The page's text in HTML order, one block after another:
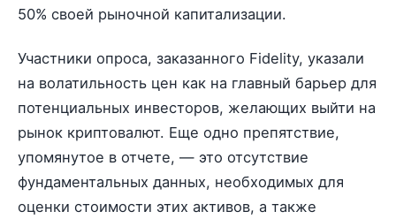
50% своей рыночной капитализации.
Участники опроса, заказанного Fidelity, указали
на волатильность цен как на главный барьер для
потенциальных инвесторов, желающих выйти на
рынок криптовалют. Еще одно препятствие,
упомянутое в отчете, — это отсутствие
фундаментальных данных, необходимых для
оценки стоимости этих активов, а также